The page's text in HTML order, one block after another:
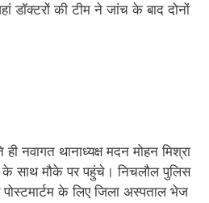
डॉक्टरों की टीम ने जांच के बाद दोनों
नवागत थानाध्यक्ष मदन मोहन मिश्रा
के साथ मौके पर पहुंचे। निचलौल पुलिस
के लिए जिला अस्पताल भेज